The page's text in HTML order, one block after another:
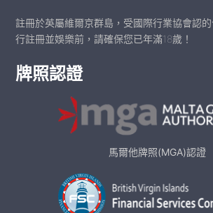
註冊於英屬維爾京群島，受國際行業協會認
行註冊並娛樂前，請確保您已年滿18歲！
牌照認證
馬爾他牌照(MGA)認證